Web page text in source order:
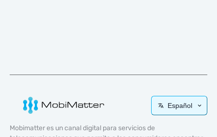
Español
Mobimatter es un canal digital para servicios de